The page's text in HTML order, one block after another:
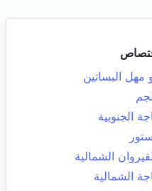
مهل البساتين
الجنوبية
الشمالية
الشمالية